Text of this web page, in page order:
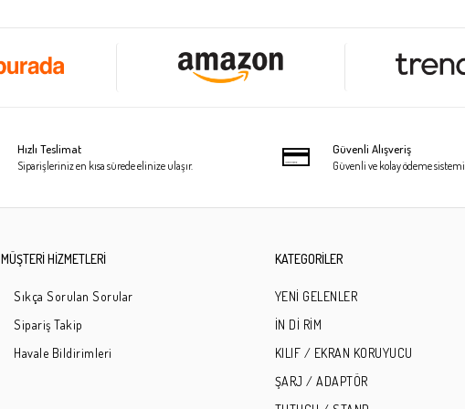
Hızlı Teslimat
Siparişleriniz en kısa sürede elinize ulaşır.
Güvenli Alışveriş
Güvenli ve kolay ödeme sistemi
MÜŞTERİ HİZMETLERİ
Sıkça Sorulan Sorular
Sipariş Takip
Havale Bildirimleri
KATEGORİLER
YENİ GELENLER
İN Dİ RİM
KILIF / EKRAN KORUYUCU
ŞARJ / ADAPTÖR